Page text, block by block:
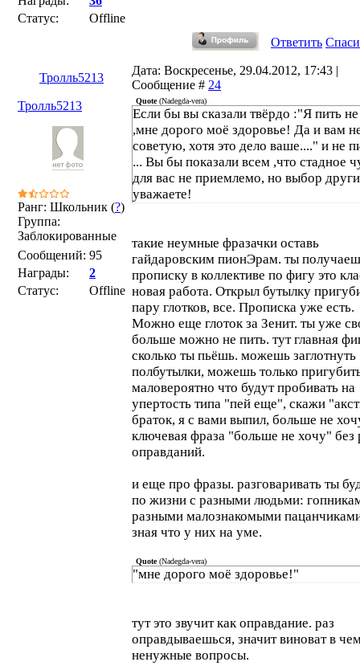
Статус:
Offline
Ответить
Тролль5213
Дата: Воскресенье, 29.04.2012, 17:43 |
Сообщение # 24
Тролль5213
Ранг: Школьник (?)
Группа:
Заблокированные
Сообщений: 95
Награды:
2
Статус:
Offline
Quote(Nadegda-vera)
Если бы вы сказали твёрдо :"Я пить
,мне дорого моё здоровье! Да и вам
советую, хотя это дело ваше...." и не
... Вы бы показали всем ,что стадное
для вас не приемлемо, но выбор
уважаете!
такие неумные фразачки оставь
гайдаровским пионЭрам. ты
прописку в коллективе по фигу это
новая работа. Открыл бутылку
пару глотков, все. Прописка уже есть.
Можно еще глоток за Зенит. ты уже
больше можно не пить. тут главная
сколько ты пьёшь. можешь заглотнуть
полбутылки, можешь только
маловероятно что будут пробивать на
упертость типа "пей еще", скажи
браток, я с вами выпил, больше не
ключевая фраза "больше не хочу" без
оправданий.
и еще про фразы. разговаривать ты
по жизни с разными людьми:
разными малознакомыми
зная что у них на уме.
Quote(Nadegda-vera)
"мне дорого моё здоровье!"
тут это звучит как оправдание. раз
оправдываешься, значит виноват в
ненужные вопросы.